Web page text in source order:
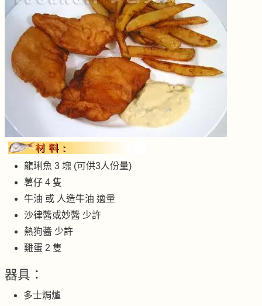
龍琍魚 3 塊 (可供3人份量)
薯仔 4 隻
牛油 或 人造牛油 適量
沙律醬或妙醬 少許
熱狗醬 少許
雞蛋 2 隻
器具：
多士焗爐